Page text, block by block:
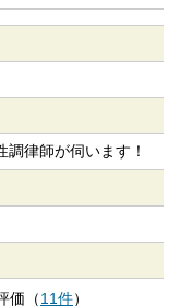
律師が伺います！
価（11件）